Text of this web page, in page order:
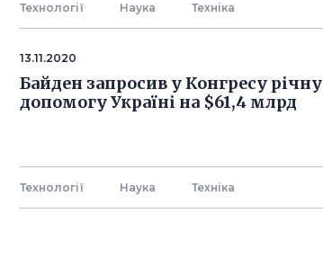
Технології Наука Технiка
13.11.2020
Байден запросив у Конгресу річну
допомогу Україні на $61,4 млрд
Технології Наука Технiка